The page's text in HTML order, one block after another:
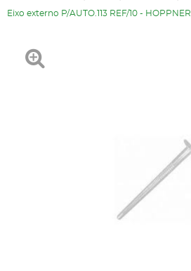
Eixo externo P/AUTO.113 REF/10 - HOPPNER